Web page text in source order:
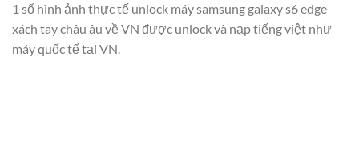
1 số hình ảnh thực tế unlock máy samsung galaxy s6 edge
xách tay châu âu về VN được unlock và nạp tiếng việt như
máy quốc tế tại VN.